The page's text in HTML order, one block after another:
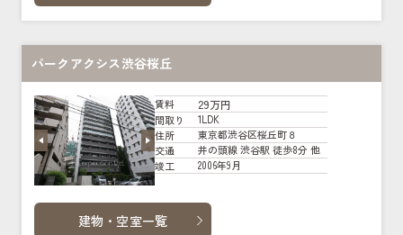
パークアクシス渋谷桜丘
賃料 29万円
間取り
1LDK
住所
東京都渋谷区桜丘町８
交通
井の頭線 渋谷駅 徒歩8分 他
竣工
2006年9月
建物・空室一覧